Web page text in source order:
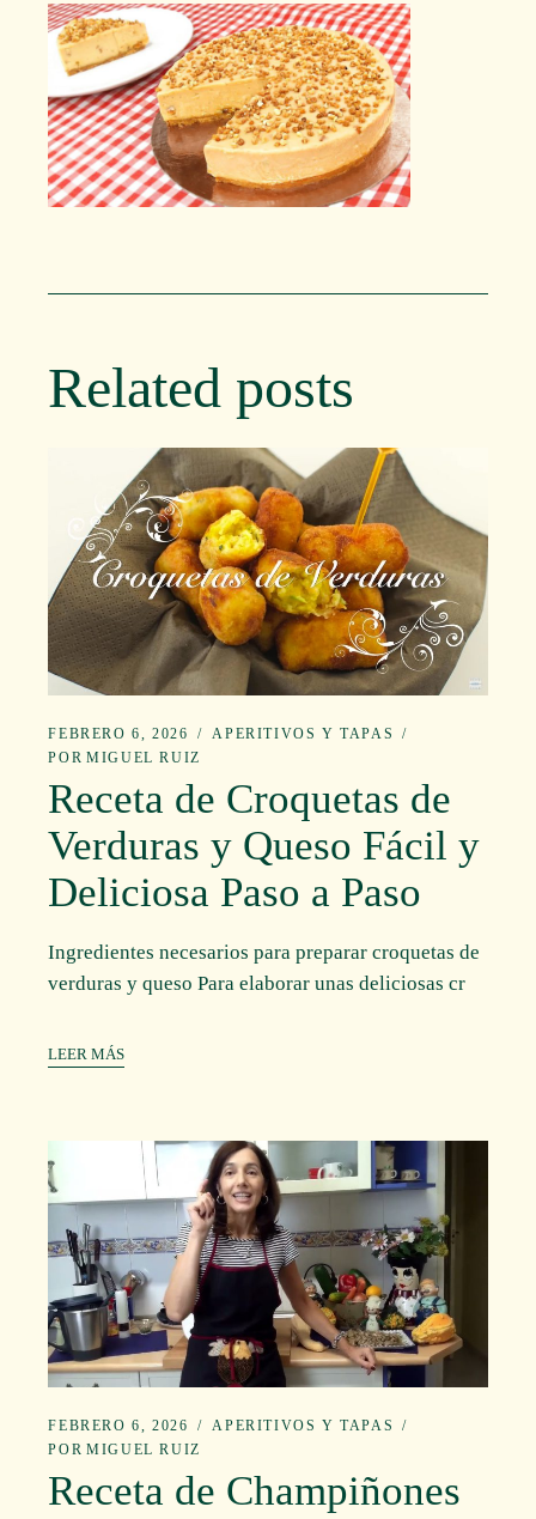
Related posts
FEBRERO 6, 2026
APERITIVOS Y TAPAS
POR MIGUEL RUIZ
Receta de Croquetas de
Verduras y Queso Fácil y
Deliciosa Paso a Paso
Ingredientes necesarios para preparar croquetas de
verduras y queso Para elaborar unas deliciosas cr
LEER MÁS
FEBRERO 6, 2026
APERITIVOS Y TAPAS
POR MIGUEL RUIZ
Receta de Champiñones